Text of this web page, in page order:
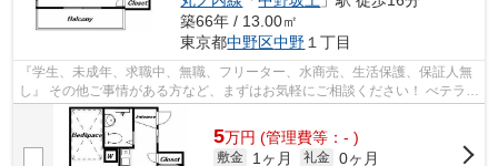
築66年 / 13.00㎡
東京都中野区中野 １丁目
『学生、未成年、求職中、無職、フリーター、水商売、生活保護、保証人無
し』 その他ご事情がある方など、まずはお気軽にご相談ください！ べテラン
スタッフが対応致しますのでご希望...
5万円 (管理費等：- )
敷金 1ヶ月 礼金 0ヶ月